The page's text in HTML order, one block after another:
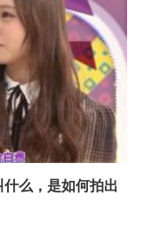
么，是如何拍出